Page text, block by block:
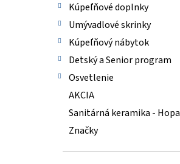
Kúpeľňové doplnky
Umývadlové skrinky
Kúpeľňový nábytok
Detský a Senior program
Osvetlenie
AKCIA
Sanitárná keramika - Hopa
Značky